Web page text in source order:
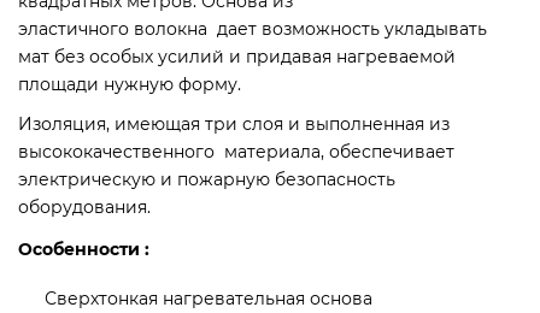
эластичного волокна дает возможность укладывать
мат без особых усилий и придавая нагреваемой
площади нужную форму.
Изоляция, имеющая три слоя и выполненная из
высококачественного материала, обеспечивает
электрическую и пожарную безопасность
оборудования.
Особенности :
Сверхтонкая нагревательная основа